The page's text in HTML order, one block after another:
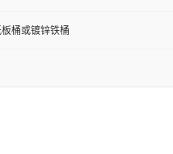
桶或镀锌铁桶